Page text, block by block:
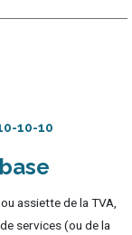
10-10
assiette de la TVA,
services (ou de la